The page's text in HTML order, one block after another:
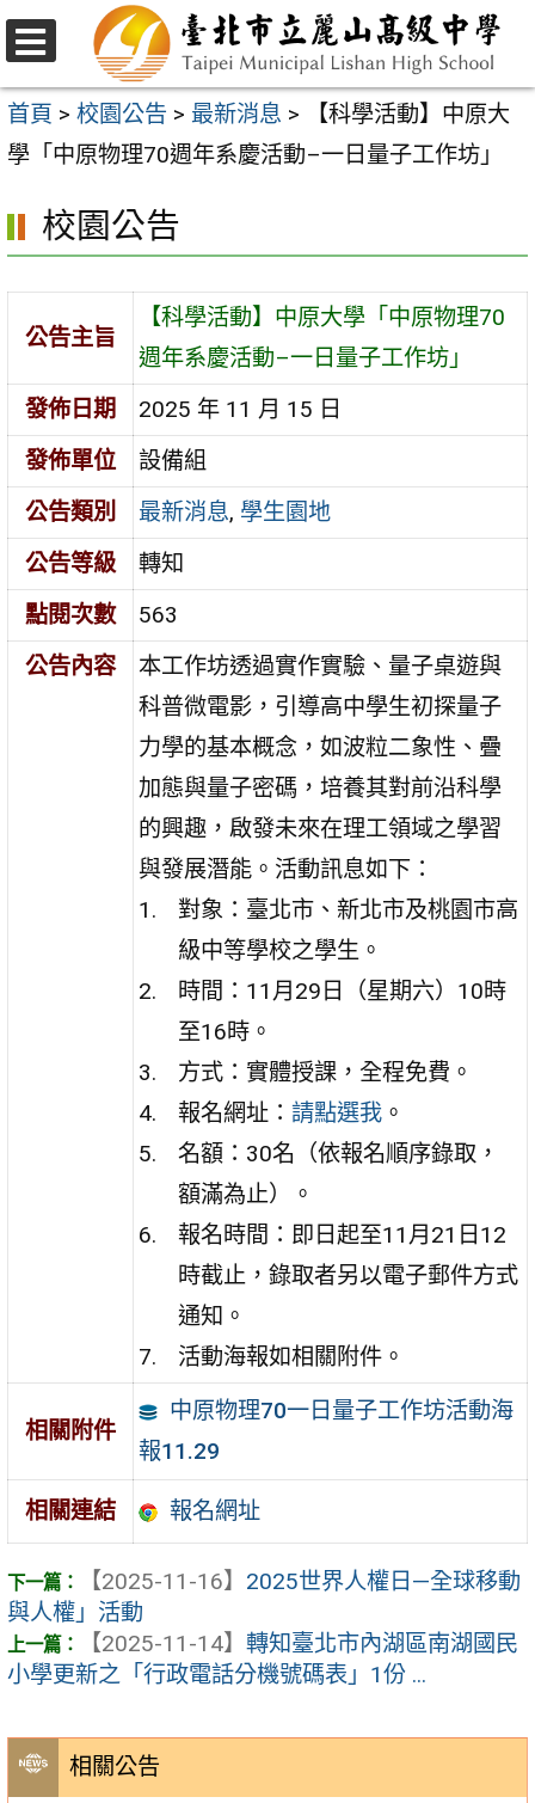
跳
至
主
要
容
區
選
單
首頁 > 校園公告 > 最新消息 >
【科學活動】中原大
學「中原物理70週年系慶活動–一日量子工作坊」
相關公告
校園公告
公告主旨
【科學活動】中原大學「中原物理70
週年系慶活動–一日量子工作坊」
發佈日期
2025 年 11 月 15 日
發佈單位
設備組
公告類別
最新消息, 學生園地
公告等級
轉知
點閱次數
563
公告內容
本工作坊透過實作實驗、量子桌遊與
科普微電影，引導高中學生初探量子
力學的基本概念，如波粒二象性、疊
加態與量子密碼，培養其對前沿科學
的興趣，啟發未來在理工領域之學習
與發展潛能。活動訊息如下：
對象：臺北市、新北市及桃園市高
級中等學校之學生。
時間：11月29日（星期六）10時
至16時。
方式：實體授課，全程免費。
報名網址： 請點選我。
名額：30名（依報名順序錄取，
額滿為止）。
報名時間：即日起至11月21日12
時截止，錄取者另以電子郵件方式
通知。
活動海報如相關附件。
相關附件
中原物理70一日量子工作坊活動海
報11.29
相關連結 報名網址
【2025-11-16】 2025世界人權日—全球移動
與人權」活動
【2025-11-14】 轉知臺北市內湖區南湖國民
小學更新之「行政電話分機號碼表」1份 ...